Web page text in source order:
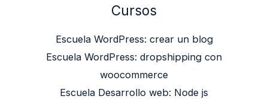
Cursos
Escuela WordPress: crear un blog
Escuela WordPress: dropshipping con
woocommerce
Escuela Desarrollo web: Node js